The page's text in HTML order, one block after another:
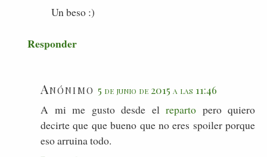
Un beso :)
Responder
Anónimo 5 de junio de 2015 a las 11:46
A mi me gusto desde el reparto pero quiero
decirte que que bueno que no eres spoiler porque
eso arruina todo.